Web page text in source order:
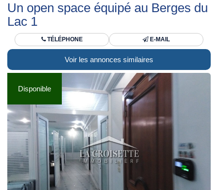
Un open space équipé au Berges du
Lac 1
TÉLÉPHONE E-MAIL
Voir les annonces similaires
Disponible